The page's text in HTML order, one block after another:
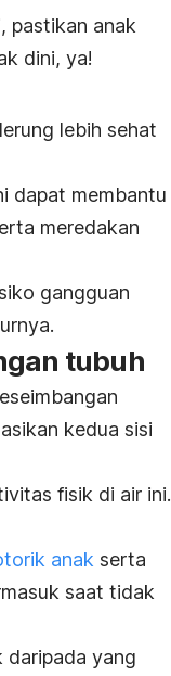
pastikan anak
dini, ya!
lebih sehat
dapat membantu
meredakan
gangguan
tubuh
kedua sisi
fisik di air ini.
anak serta
saat tidak
daripada yang